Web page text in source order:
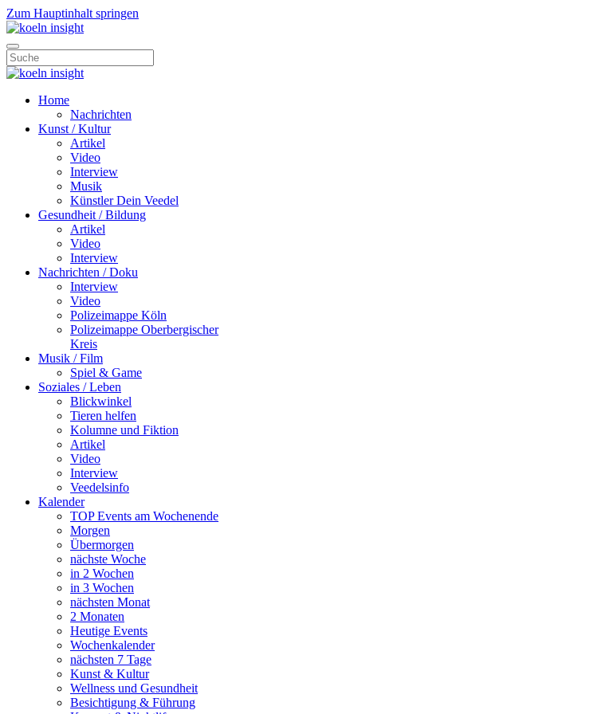
Zum Hauptinhalt springen
Home
Nachrichten
Kunst / Kultur
Artikel
Video
Interview
Musik
Künstler Dein Veedel
Gesundheit / Bildung
Artikel
Video
Interview
Nachrichten / Doku
Interview
Video
Polizeimappe Köln
Polizeimappe Oberbergischer
Kreis
Musik / Film
Spiel & Game
Soziales / Leben
Blickwinkel
Tieren helfen
Kolumne und Fiktion
Artikel
Video
Interview
Veedelsinfo
Kalender
TOP Events am Wochenende
Morgen
Übermorgen
nächste Woche
in 2 Wochen
in 3 Wochen
nächsten Monat
2 Monaten
Heutige Events
Wochenkalender
nächsten 7 Tage
Kunst & Kultur
Wellness und Gesundheit
Besichtigung & Führung